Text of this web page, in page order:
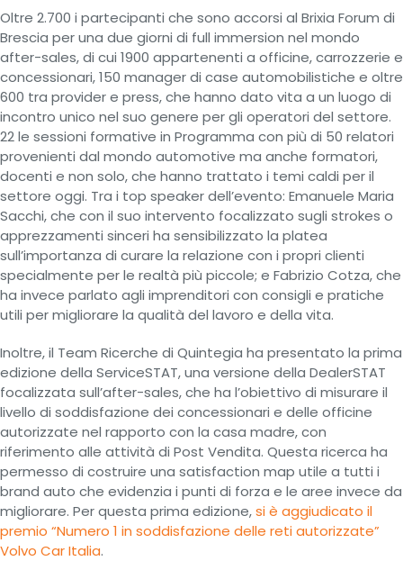
Oltre 2.700 i partecipanti che sono accorsi al Brixia Forum di
Brescia per una due giorni di full immersion nel mondo
after-sales, di cui 1900 appartenenti a officine, carrozzerie e
concessionari, 150 manager di case automobilistiche e oltre
600 tra provider e press, che hanno dato vita a un luogo di
incontro unico nel suo genere per gli operatori del settore.
22 le sessioni formative in Programma con più di 50 relatori
provenienti dal mondo automotive ma anche formatori,
docenti e non solo, che hanno trattato i temi caldi per il
settore oggi. Tra i top speaker dell’evento: Emanuele Maria
Sacchi, che con il suo intervento focalizzato sugli strokes o
apprezzamenti sinceri ha sensibilizzato la platea
sull’importanza di curare la relazione con i propri clienti
specialmente per le realtà più piccole; e Fabrizio Cotza, che
ha invece parlato agli imprenditori con consigli e pratiche
utili per migliorare la qualità del lavoro e della vita.
Inoltre, il Team Ricerche di Quintegia ha presentato la prima
edizione della ServiceSTAT, una versione della DealerSTAT
focalizzata sull’after-sales, che ha l’obiettivo di misurare il
livello di soddisfazione dei concessionari e delle officine
autorizzate nel rapporto con la casa madre, con
riferimento alle attività di Post Vendita. Questa ricerca ha
permesso di costruire una satisfaction map utile a tutti i
brand auto che evidenzia i punti di forza e le aree invece da
migliorare. Per questa prima edizione,si è aggiudicato il
premio “Numero 1 in soddisfazione delle reti autorizzate”
Volvo Car Italia.